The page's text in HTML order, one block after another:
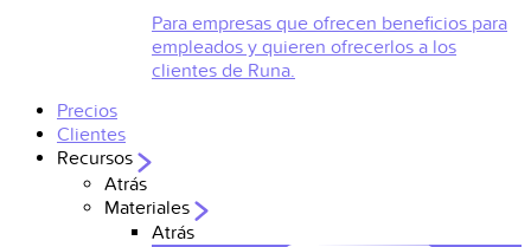
Para empresas que ofrecen beneficios para
empleados y quieren ofrecerlos a los
clientes de Runa.
Precios
Clientes
Recursos
Atrás
Materiales
Atrás